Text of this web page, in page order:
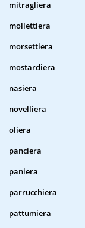
mitragliera
mollettiera
morsettiera
mostardiera
nasiera
novelliera
oliera
panciera
paniera
parrucchiera
pattumiera